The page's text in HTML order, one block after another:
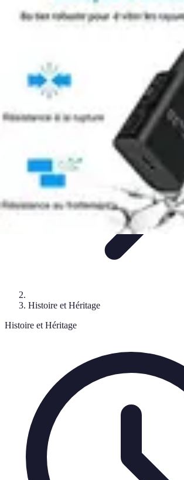
Legends F1
Histoires et RécitsLégendes et HéritageHéritage
Legends F1
Histoire et Héritage
Histoire et Héritage